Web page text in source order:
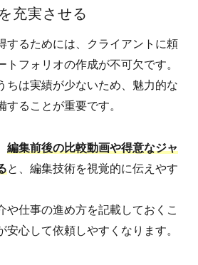
充実させる
するためには、クライアントに頼
トフォリオの作成が不可欠です。
ちは実績が少ないため、魅力的な
ることが重要です。
編集前後の比較動画や得意なジャ
と、編集技術を視覚的に伝えやす
や仕事の進め方を記載しておくこ
安心して依頼しやすくなります。